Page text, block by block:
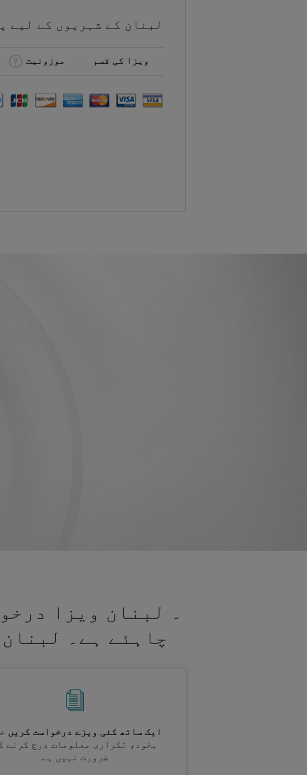
لبنان کے شہریوں کے لیے
ویزا کی قسم موزونیت
۔ لبنان ویزا
چاہئے ہے۔
ایک ساتھ کئی ویزے درخواست کریں
بخود، تکراری معلومات درج کرنے
ضرورت نہیں ہے